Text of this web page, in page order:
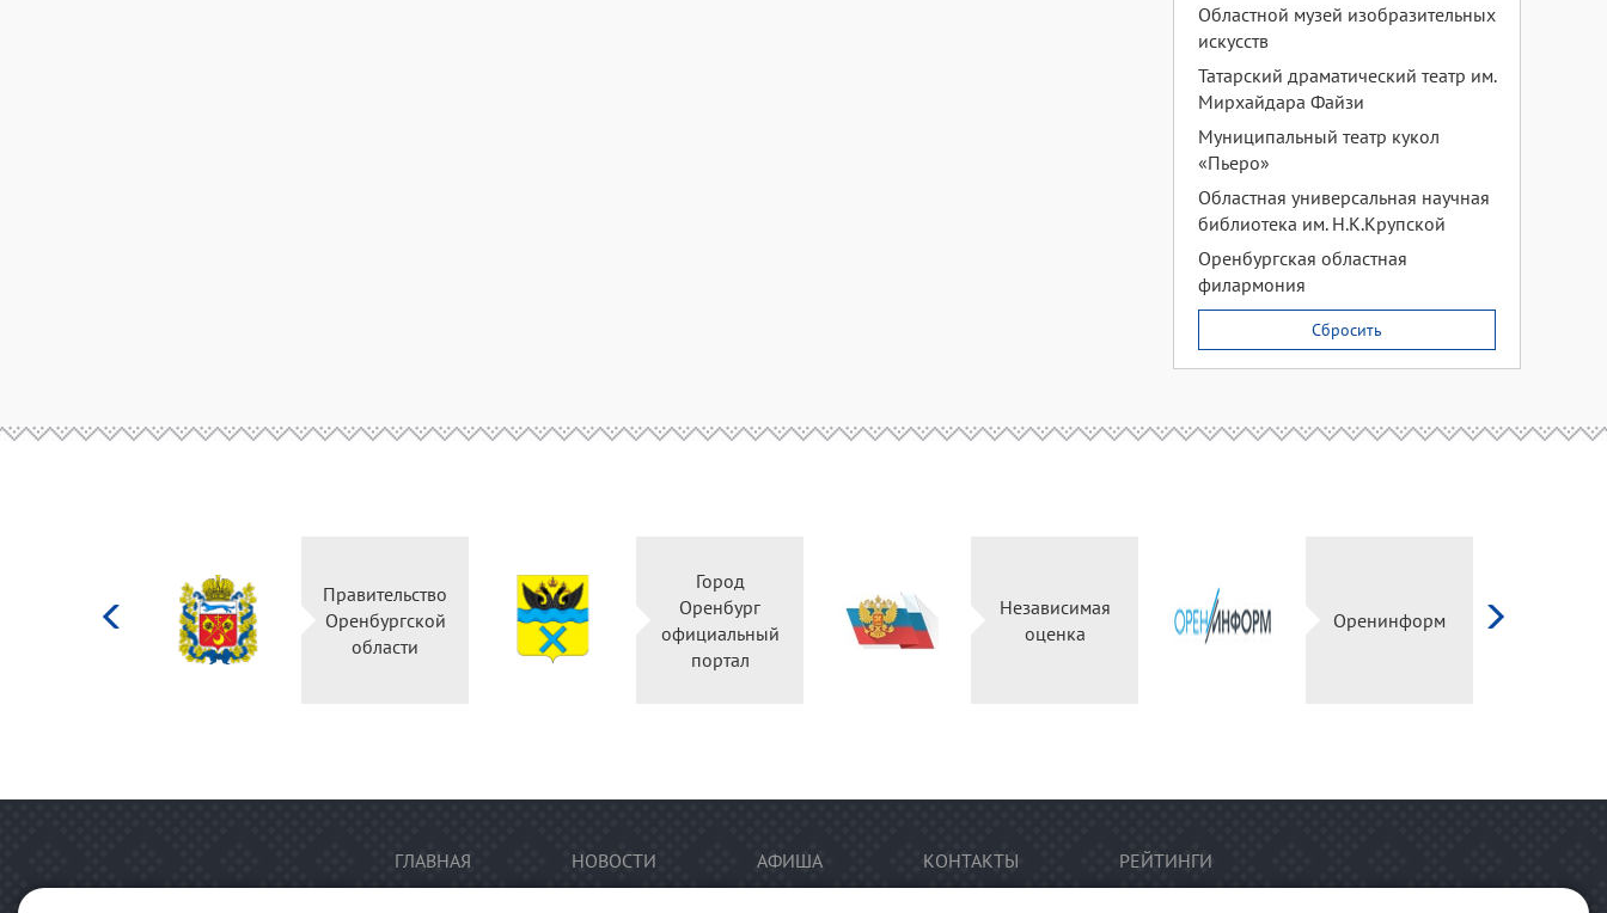
Областной музей изобразительных
искусств
Татарский драматический театр им.
Мирхайдара Файзи
Муниципальный театр кукол
«Пьеро»
Областная универсальная научная
библиотека им. Н.К.Крупской
Оренбургская областная
филармония
Сбросить
Правительство
Оренбургской
области
Город
Оренбург
официальный
портал
Независимая
оценка
Оренинформ
ГЛАВНАЯ НОВОСТИ АФИША КОНТАКТЫ РЕЙТИНГИ